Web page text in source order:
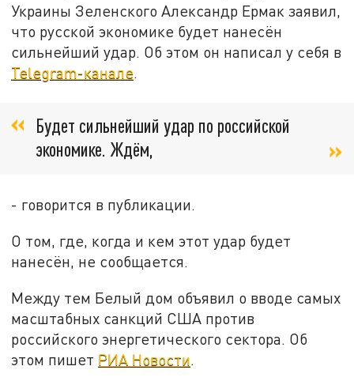
Украины Зеленского Александр Ермак заявил,
что русской экономике будет нанесён
сильнейший удар. Об этом он написал у себя в
Telegram-канале.
Будет сильнейший удар по российской
экономике. Ждём,
- говорится в публикации.
О том, где, когда и кем этот удар будет
нанесён, не сообщается.
Между тем Белый дом объявил о вводе самых
масштабных санкций США против
российского энергетического сектора. Об
этом пишет РИА Новости.